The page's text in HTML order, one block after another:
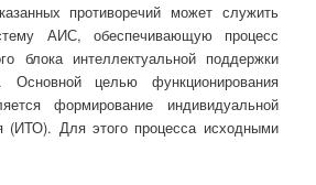
противоречий может служить
АИС, обеспечивающую процесс
блока интеллектуальной поддержки
Основной целью функционирования
формирование индивидуальной
(ИТО). Для этого процесса исходными